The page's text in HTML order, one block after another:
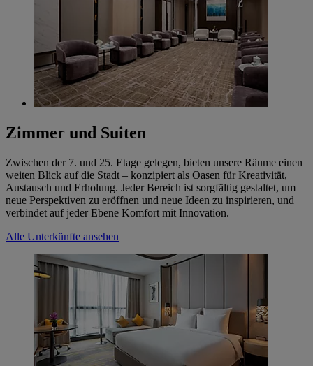
Zimmer und Suiten
Zwischen der 7. und 25. Etage gelegen, bieten unsere Räume einen
weiten Blick auf die Stadt – konzipiert als Oasen für Kreativität,
Austausch und Erholung. Jeder Bereich ist sorgfältig gestaltet, um
neue Perspektiven zu eröffnen und neue Ideen zu inspirieren, und
verbindet auf jeder Ebene Komfort mit Innovation.
Alle Unterkünfte ansehen